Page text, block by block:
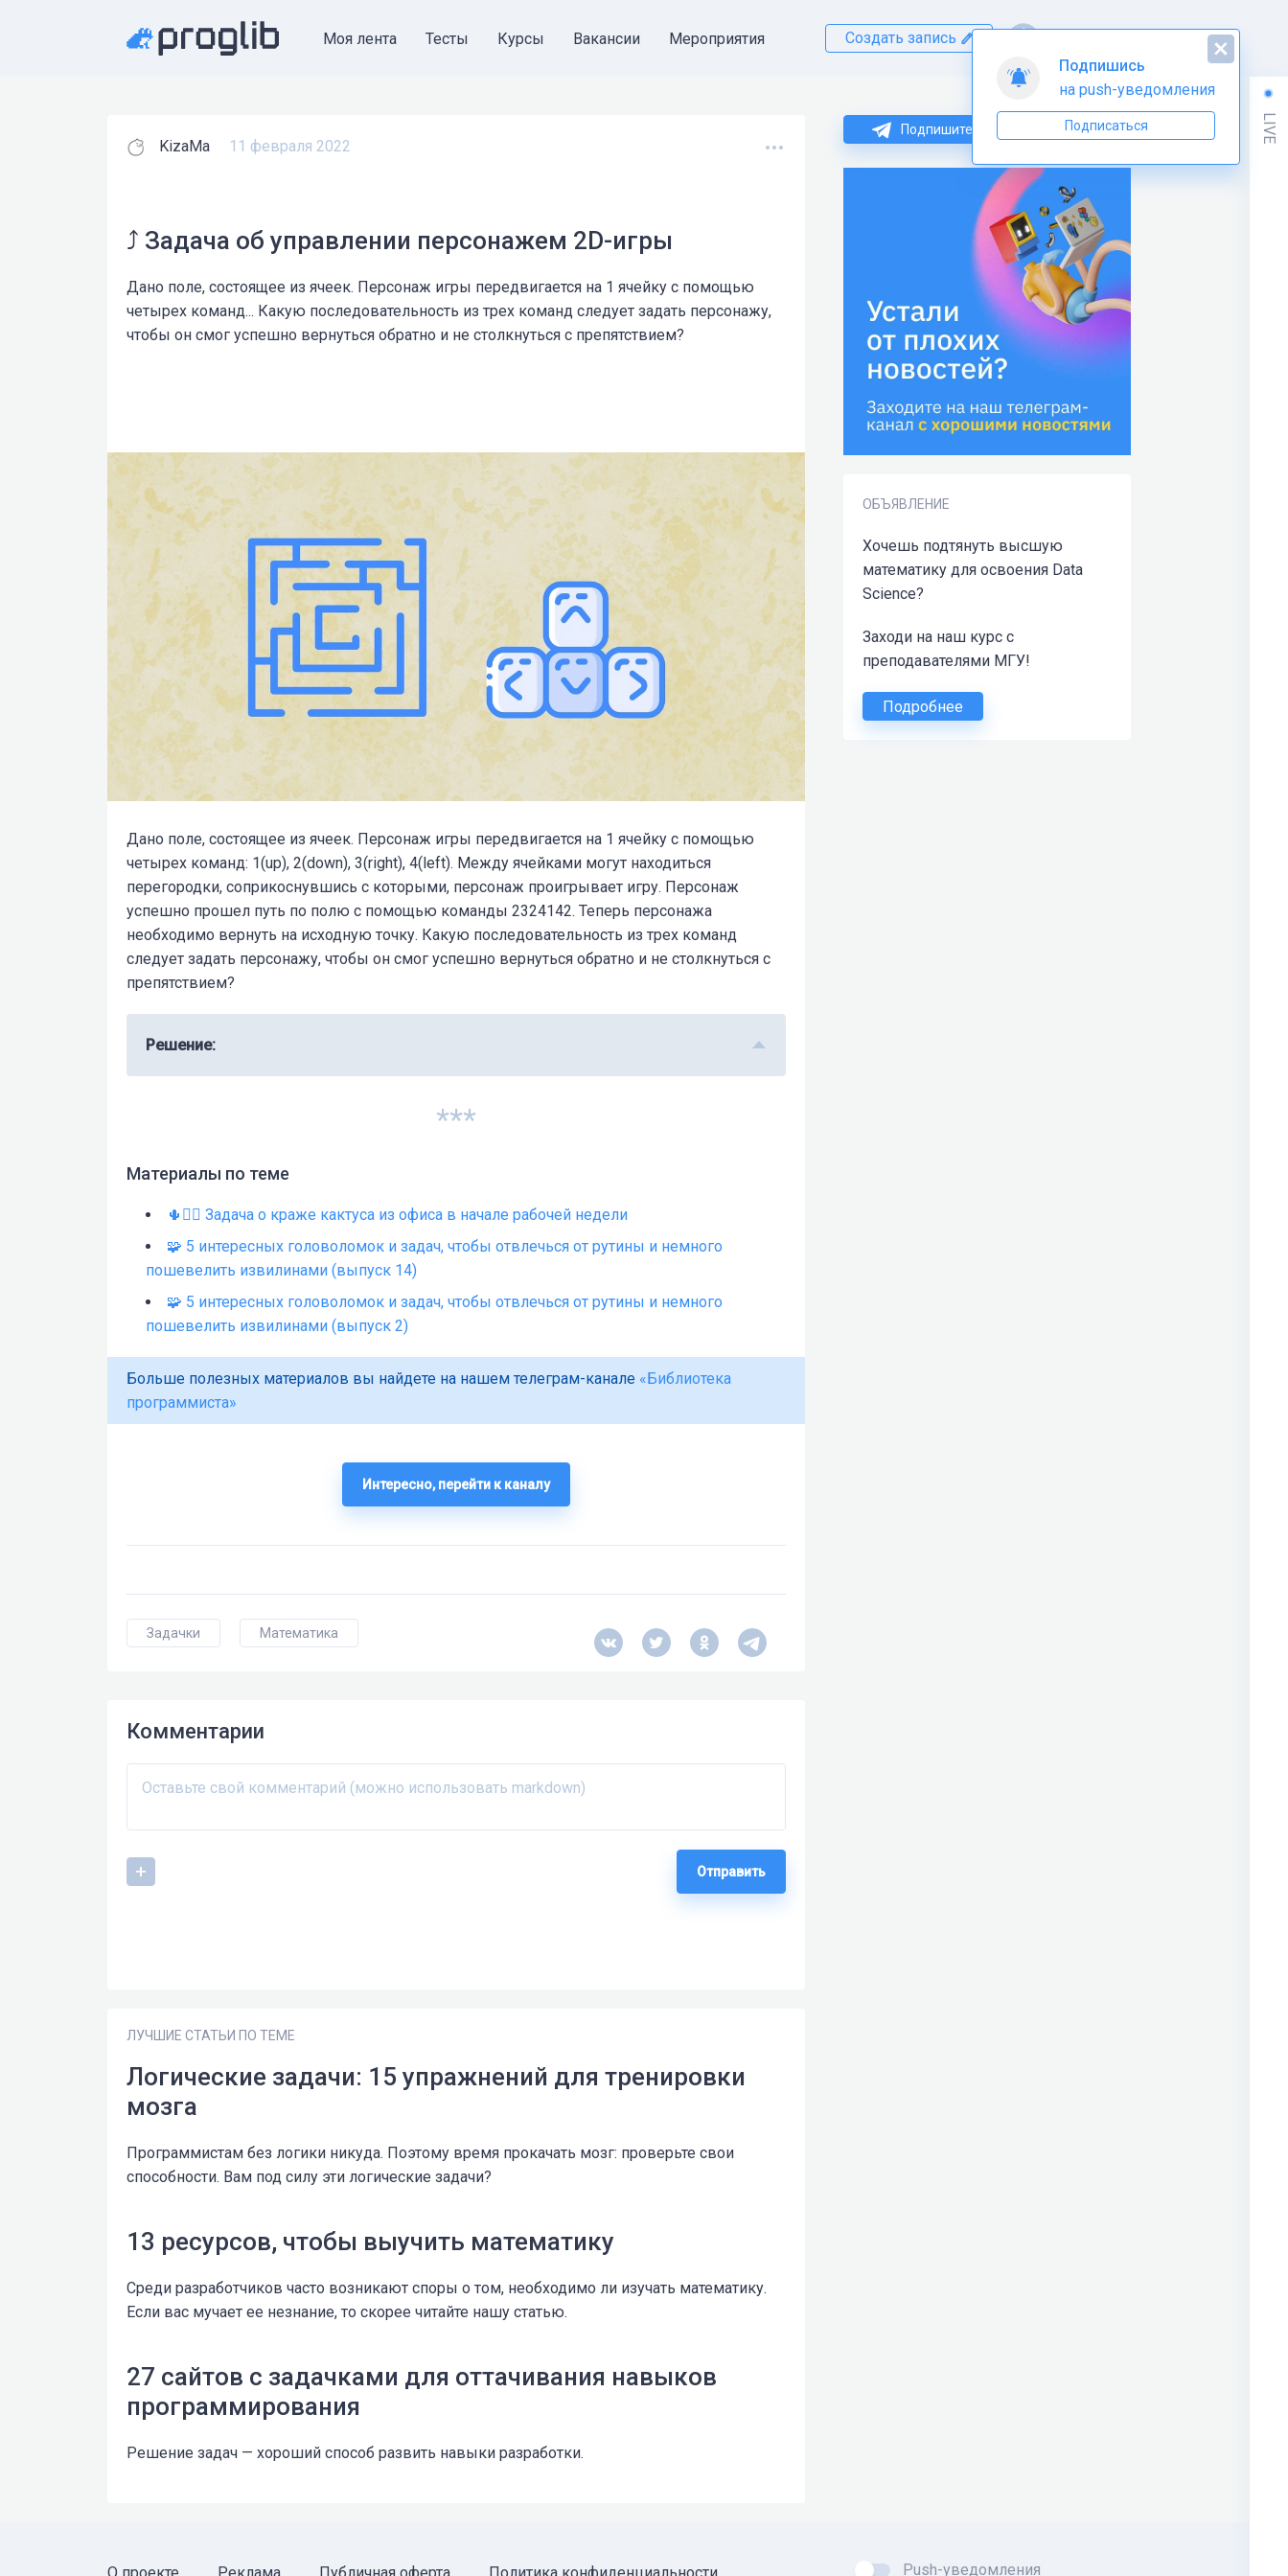
Моя лента Тесты Курсы Вакансии Мероприятия Создать запись
Подпишитесь на нас в Telegram
ОБЪЯВЛЕНИЕ
Хочешь подтянуть высшую
математику для освоения Data
Science?
Заходи на наш курс с
преподавателями МГУ!
Подробнее
KizaMa 11 февраля 2022
⤴️ Задача об управлении персонажем 2D-игры
Дано поле, состоящее из ячеек. Персонаж игры передвигается на 1 ячейку с помощью
четырех команд... Какую последовательность из трех команд следует задать персонажу,
чтобы он смог успешно вернуться обратно и не столкнуться с препятствием?
Дано поле, состоящее из ячеек. Персонаж игры передвигается на 1 ячейку с помощью
четырех команд: 1(up), 2(down), 3(right), 4(left). Между ячейками могут находиться
перегородки, соприкоснувшись с которыми, персонаж проигрывает игру. Персонаж
успешно прошел путь по полю с помощью команды 2324142. Теперь персонажа
необходимо вернуть на исходную точку. Какую последовательность из трех команд
следует задать персонажу, чтобы он смог успешно вернуться обратно и не столкнуться с
препятствием?
Решение:
***
Материалы по теме
🌵🕵️‍♂️ Задача о краже кактуса из офиса в начале рабочей недели
🧩 5 интересных головоломок и задач, чтобы отвлечься от рутины и немного
пошевелить извилинами (выпуск 14)
🧩 5 интересных головоломок и задач, чтобы отвлечься от рутины и немного
пошевелить извилинами (выпуск 2)
Больше полезных материалов вы найдете на нашем телеграм-канале «Библиотека
программиста»
Интересно, перейти к каналу
Задачки Математика
Комментарии
Отправить
ЛУЧШИЕ СТАТЬИ ПО ТЕМЕ
Логические задачи: 15 упражнений для тренировки
мозга
Программистам без логики никуда. Поэтому время прокачать мозг: проверьте свои
способности. Вам под силу эти логические задачи?
13 ресурсов, чтобы выучить математику
Среди разработчиков часто возникают споры о том, необходимо ли изучать математику.
Если вас мучает ее незнание, то скорее читайте нашу статью.
27 сайтов с задачками для оттачивания навыков
программирования
Решение задач — хороший способ развить навыки разработки.
Push-уведомления
LIVE
Подпишись
на push-уведомления
Подписаться